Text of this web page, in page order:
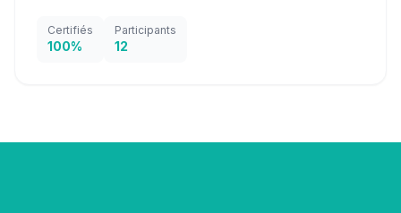
Certifiés
100%
Participants
12